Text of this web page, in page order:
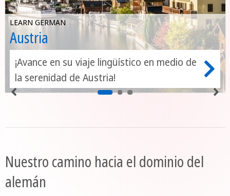
LEARN GERMAN
Austria
¡Avance en su viaje lingüístico en medio de
la serenidad de Austria!
Nuestro camino hacia el dominio del
alemán